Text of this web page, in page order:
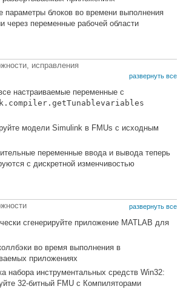
параметры блоков во времени выполнения
через переменные рабочей области
исправления
развернуть все
настраиваемые переменные с
модели Simulink в FMUs с исходным
переменные ввода и вывода теперь
с дискретной изменчивостью
развернуть все
сгенерируйте приложение MATLAB для
во время выполнения в
приложениях
набора инструментальных средств Win32:
32-битный FMU с Компиляторами